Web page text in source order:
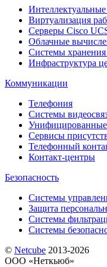
Виртуализация
Cерверы Cisco
Облачные
Системы
Инфраструктура
Коммуникации
Телефония
Системы
Сервисы
Телефонный
Контакт-центры
Безопасность
Системы
Защита
Системы
Системы
© Netсube 2013-2026
ООО «Неткьюб»